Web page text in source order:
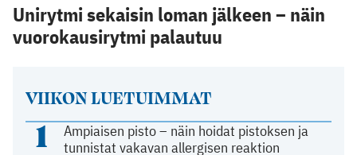
VIIKON LUETUIMMAT
1
Ampiaisen pisto – näin hoidat pistoksen ja
tunnistat vakavan allergisen reaktion
Unirytmi sekaisin loman jälkeen – näin
vuorokausirytmi palautuu